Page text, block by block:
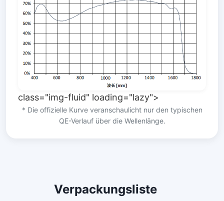
class="img-fluid" loading="lazy">
* Die offizielle Kurve veranschaulicht nur den typischen
QE-Verlauf über die Wellenlänge.
Verpackungsliste